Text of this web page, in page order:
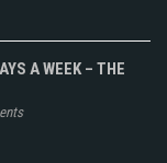
A WEEK – THE